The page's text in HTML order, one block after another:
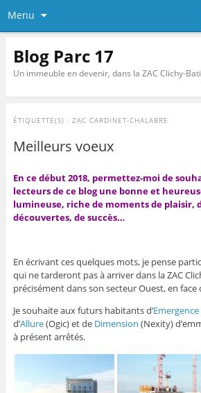
Menu
Blog Parc 17
Un immeuble en devenir, dans la ZAC Clichy-
ÉTIQUETTE(S) : ZAC CARDINET-CHALABRE
Meilleurs voeux
En ce début 2018, permettez-moi de
lecteurs de ce blog une bonne et
lumineuse, riche de moments de plaisir,
découvertes, de succès…
En écrivant ces quelques mots, je pense
qui ne tarderont pas à arriver dans la ZAC
précisément dans son secteur Ouest, en face
Je souhaite aux futurs habitants d’Emergence
d’Allure(Ogic) et de Dimension (Nexity)
à présent arrêtés.